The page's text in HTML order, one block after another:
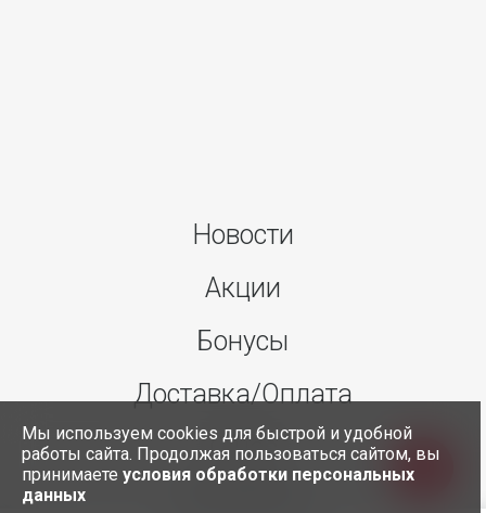
Новости
Акции
Бонусы
Доставка/Оплата
О нас
Мы используем cookies для быстрой и удобной
работы сайта. Продолжая пользоваться сайтом, вы
принимаете условия обработки персональных
данных